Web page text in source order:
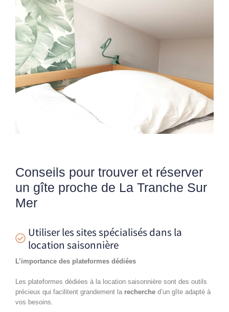
Conseils pour trouver et réserver
un gîte proche de La Tranche Sur
Mer
Utiliser les sites spécialisés dans la
location saisonnière
L’importance des plateformes dédiées
Les plateformes dédiées à la location saisonnière sont des outils
précieux qui facilitent grandement la recherche d’un gîte adapté à
vos besoins.